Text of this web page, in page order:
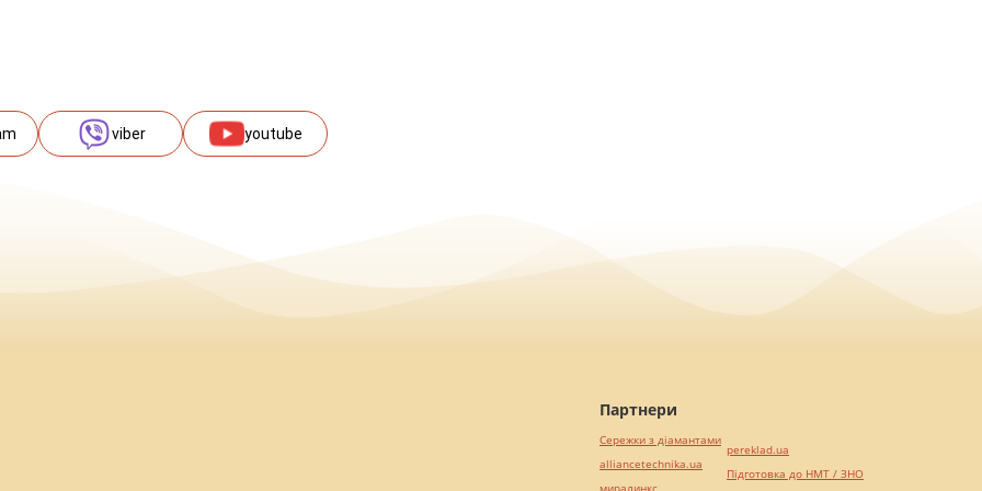
viber youtube
Партнери
Сережки з діамантами
alliancetechnika.ua
миралинкс
pereklad.ua
Підготовка до НМТ / ЗНО